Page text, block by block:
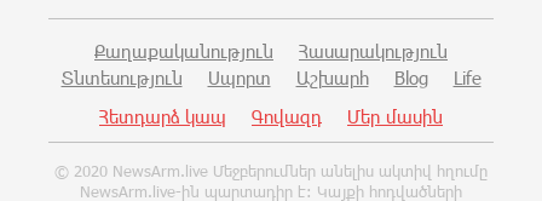
Իրանը պատրաստ է բացել Հորմուզի
նեղուցը, եթե ԱՄՆ-ն ընդունի
հանրապետության պայմանները
18:40:08 8-08-2026
Քաղաքականություն
Հասարակություն
Տնտեսություն
Սպորտ Աշխարհ Blog
Life
Հետդարձ կապ
Գովազդ Մեր մասին
© 2020 NewsArm.live Մեջբերումներ անելիս ակտիվ հղումը
NewsArm.live-ին պարտադիր է: Կայքի հոդվածների